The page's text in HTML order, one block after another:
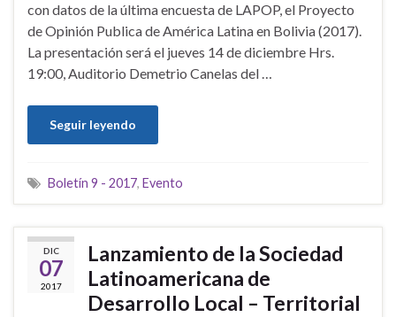
con datos de la última encuesta de LAPOP, el Proyecto
de Opinión Publica de América Latina en Bolivia (2017).
La presentación será el jueves 14 de diciembre Hrs.
19:00, Auditorio Demetrio Canelas del …
Seguir leyendo
Boletín 9 - 2017, Evento
DIC
07
2017
Lanzamiento de la Sociedad
Latinoamericana de
Desarrollo Local – Territorial